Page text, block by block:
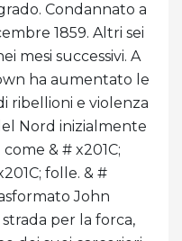
Condannato a
1859. Altri sei
mesi successivi. A
ha aumentato le
ribellioni e violenza
Nord inizialmente
& # x201C;
folle. & #
John
per la forca,